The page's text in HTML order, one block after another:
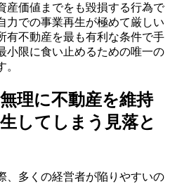
産価値までをも毀損する行為で
力での事業再生が極めて厳しい
有不動産を最も有利な条件で手
小限に食い止めるための唯一の
理に不動産を維持
してしまう見落と
、多くの経営者が陥りやすいの